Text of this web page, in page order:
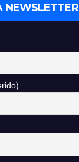
NEWSLETTER